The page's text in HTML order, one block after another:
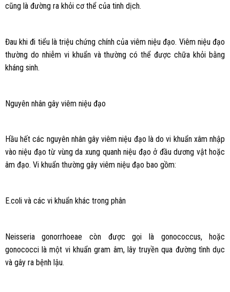
cũng là đường ra khỏi cơ thể của tinh dịch.
Đau khi đi tiểu là triệu chứng chính của viêm niệu đạo. Viêm niệu đạo
thường do nhiễm vi khuẩn và thường có thể được chữa khỏi bằng
kháng sinh.
Nguyên nhân gây viêm niệu đạo
Hầu hết các nguyên nhân gây viêm niệu đạo là do vi khuẩn xâm nhập
vào niệu đạo từ vùng da xung quanh niệu đạo ở đầu dương vật hoặc
âm đạo. Vi khuẩn thường gây viêm niệu đạo bao gồm:
E.coli và các vi khuẩn khác trong phân
Neisseria gonorrhoeae còn được gọi là gonococcus, hoặc
gonococci là một vi khuẩn gram âm, lây truyền qua đường tình dục
và gây ra bệnh lậu.